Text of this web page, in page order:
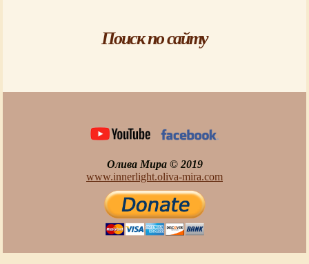
Поиск по сайту
Олива Мира © 2019
www.innerlight.oliva-mira.com